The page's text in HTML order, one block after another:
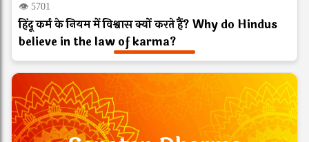
👁 5701
हिंदू कर्म के नियम में विश्वास क्यों करते हैं? Why do Hindus
believe in the law of karma?